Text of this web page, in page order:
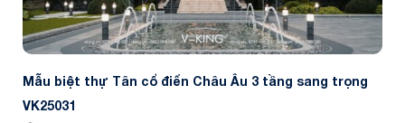
Mẫu biệt thự Tân cổ điển Châu Âu 3 tầng sang trọng
VK25031